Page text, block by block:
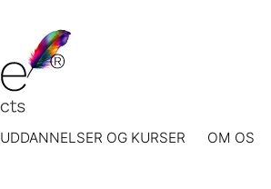
UDDANNELSER OG KURSER OM OS